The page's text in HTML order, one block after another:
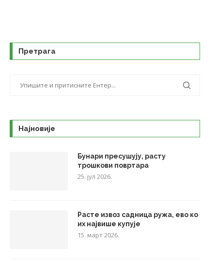
Претрага
Најновије
Бунари пресушују, расту
трошкови повртара
25. јул 2026.
Расте извоз садница ружа, ево ко
их највише купује
15. март 2026.